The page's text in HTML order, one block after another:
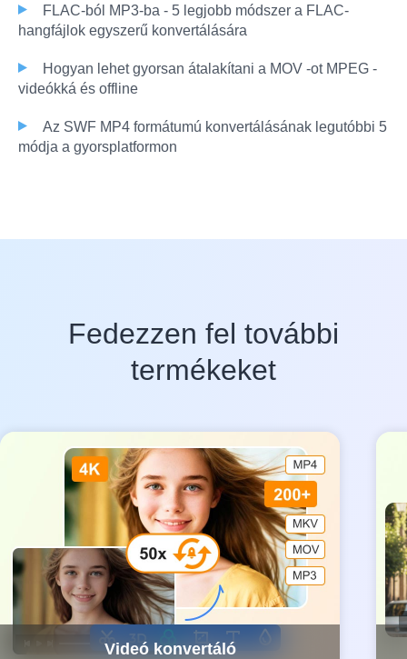
FLAC-ból MP3-ba - 5 legjobb módszer a FLAC-
hangfájlok egyszerű konvertálására
Hogyan lehet gyorsan átalakítani a MOV -ot MPEG -
videókká és offline
Az SWF MP4 formátumú konvertálásának legutóbbi 5
módja a gyorsplatformon
Fedezzen fel további
termékeket
Videó konvertáló